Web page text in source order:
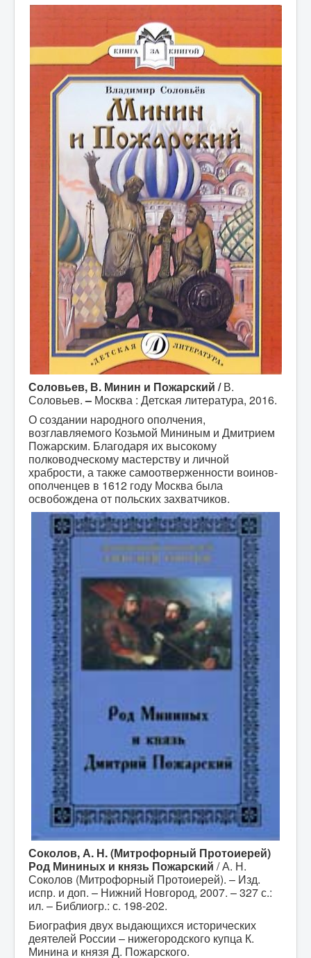
Соловьев, В. Минин и Пожарский /В.
Соловьев.– Москва : Детская литература, 2016.
О создании народного ополчения,
возглавляемого Козьмой Мининым и Дмитрием
Пожарским. Благодаря их высокому
полководческому мастерству и личной
храбрости, а также самоотверженности воинов-
ополченцев в 1612 году Москва была
освобождена от польских захватчиков.
Соколов, А. Н. (Митрофорный Протоиерей)
Род Мининых и князь Пожарский / А. Н.
Соколов (Митрофорный Протоиерей). – Изд.
испр. и доп. – Нижний Новгород, 2007. – 327 с.:
ил. – Библиогр.: с. 198-202.
Биография двух выдающихся исторических
деятелей России – нижегородского купца К.
Минина и князя Д. Пожарского.